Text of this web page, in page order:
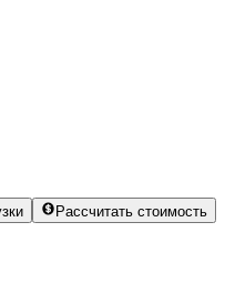
Рассчитать стоимость